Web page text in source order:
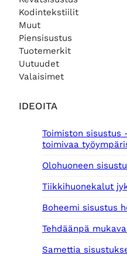
Kodintekstiilit
Muut
Piensisustus
Tuotemerkit
Uutuudet
Valaisimet
IDEOITA
Toimiston sisustus
toimivaa
Olohuoneen
Tiikkihuonekalut
Boheemi sisustus
Tehdäänpä
Samettia